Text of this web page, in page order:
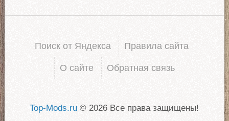
Поиск от Яндекса Правила сайта
О сайте Обратная связь
Top-Mods.ru © 2026 Все права защищены!